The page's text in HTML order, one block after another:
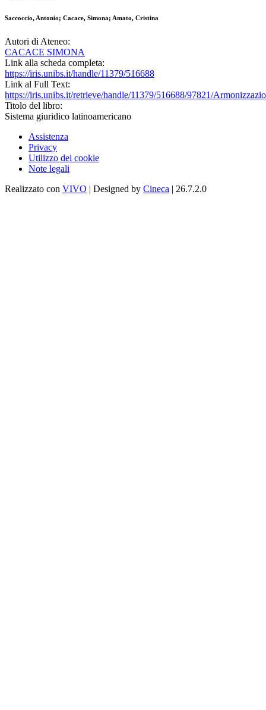
Saccoccio, Antonio; Cacace, Simona; Amato, Cristina
Autori di Ateneo:
CACACE SIMONA
Link alla scheda completa:
https://iris.unibs.it/handle/11379/516688
Link al Full Text:
https://iris.unibs.it/retrieve/handle/11379/516688/97821/
Titolo del libro:
Sistema giuridico latinoamericano
Assistenza
Privacy
Utilizzo dei cookie
Note legali
Realizzato con VIVO | Designed by Cineca | 26.7.2.0